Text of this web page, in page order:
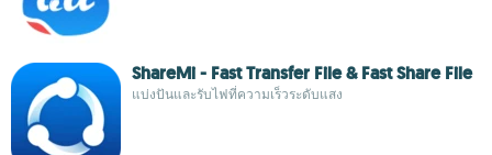
ShareMi - Fast Transfer File & Fast Share File
แบ่งปันและรับไฟที่ความเร็วระดับแสง